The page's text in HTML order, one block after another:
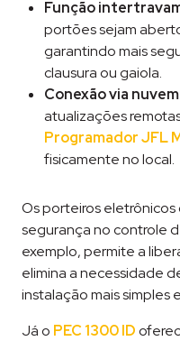
Função
portões sejam
garantindo mais
clausura ou gaiola.
Conexão via
atualizações
Programador JFL
fisicamente no local.
Os porteiros
segurança no controle
exemplo, permite a
elimina a necessidade
instalação mais simples
Já o PEC 1300 ID